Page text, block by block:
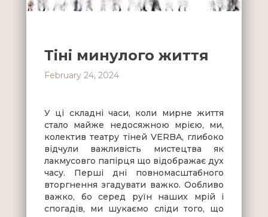
Тіні минулого життя
February 24, 2024
У ці складні часи, коли мирне життя
стало майже недосяжною мрією, ми,
колектив театру тіней VERBA, глибоко
відчули важливість мистецтва як
лакмусовго папірця що відображає дух
часу. Перші дні повномасштабного
вторгнення згадувати важко. Ообливо
важко, бо серед руїн наших мрій і
спогадів, ми шукаємо сліди того, що